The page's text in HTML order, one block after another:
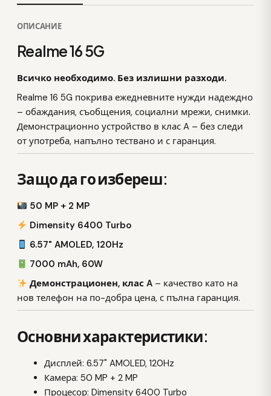
ОПИСАНИЕ
Realme 16 5G
Всичко необходимо. Без излишни разходи.
Realme 16 5G покрива ежедневните нужди надеждно
– обаждания, съобщения, социални мрежи, снимки.
Демонстрационно устройство в клас A – без следи
от употреба, напълно тествано и с гаранция.
Защо да го избереш:
50 MP + 2 MP
Dimensity 6400 Turbo
6.57" AMOLED, 120Hz
7000 mAh, 60W
Демонстрационен, клас A – качество като на
нов телефон на по-добра цена, с пълна гаранция.
Основни характеристики:
Дисплей: 6.57" AMOLED, 120Hz
Камера: 50 MP + 2 MP
Процесор: Dimensity 6400 Turbo